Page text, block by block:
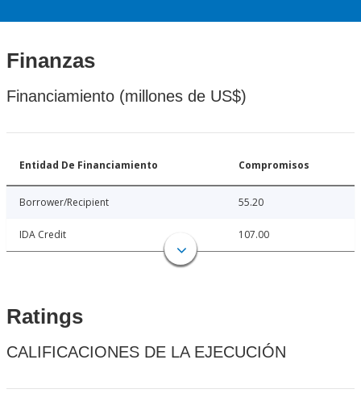
Finanzas
Financiamiento (millones de US$)
Entidad De Financiamiento Compromisos
Borrower/Recipient 55.20
IDA Credit 107.00
Ratings
CALIFICACIONES DE LA EJECUCIÓN